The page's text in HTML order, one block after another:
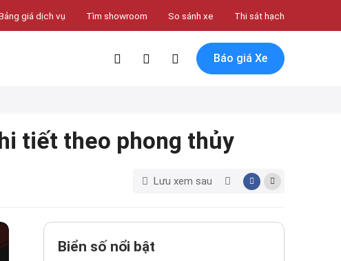
giá dịch vụ Tìm showroom So sánh xe Thi sát hạch
Báo giá Xe
tiết theo phong thủy
Lưu xem sau
Biển số nổi bật